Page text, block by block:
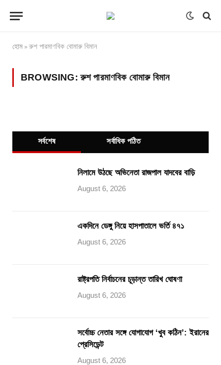
হোম » রুশ পারমাণবিক বোমারু বিমান
BROWSING:রুশ পারমাণবিক বোমারু বিমান
সর্বশেষ সর্বাধিক পঠিত
নিলামে উঠছে অভিনেতা রাজপাল যাদবের বাড়ি
August 6, 2026
একদিনে ডেঙ্গু নিয়ে হাসপাতালে ভর্তি ৪৭১
August 6, 2026
রাষ্ট্রপতি নির্বাচনের চূড়ান্ত তারিখ ঘোষণা
August 6, 2026
সর্বোচ্চ নেতার সঙ্গে যোগাযোগ ‘খুব কঠিন’: ইরানের
প্রেসিডেন্ট
August 6, 2026